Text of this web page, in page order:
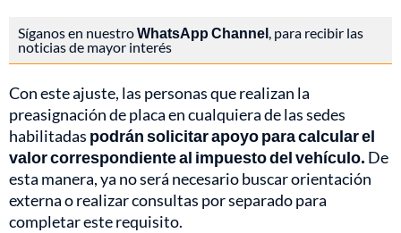
Síganos en nuestroWhatsApp Channel, para recibir las
noticias de mayor interés
Con este ajuste, las personas que realizan la
preasignación de placa en cualquiera de las sedes
habilitadas podrán solicitar apoyo para calcular el
valor correspondiente al impuesto del vehículo. De
esta manera, ya no será necesario buscar orientación
externa o realizar consultas por separado para
completar este requisito.